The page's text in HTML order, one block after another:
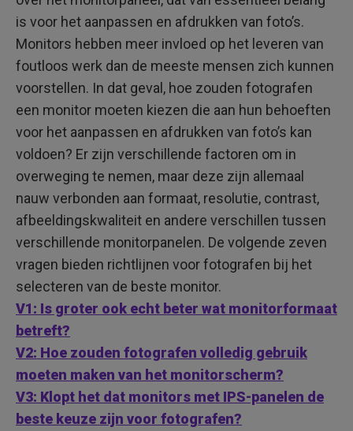
is voor het aanpassen en afdrukken van foto’s.
Monitors hebben meer invloed op het leveren van
foutloos werk dan de meeste mensen zich kunnen
voorstellen. In dat geval, hoe zouden fotografen
een monitor moeten kiezen die aan hun behoeften
voor het aanpassen en afdrukken van foto’s kan
voldoen? Er zijn verschillende factoren om in
overweging te nemen, maar deze zijn allemaal
nauw verbonden aan formaat, resolutie, contrast,
afbeeldingskwaliteit en andere verschillen tussen
verschillende monitorpanelen. De volgende zeven
vragen bieden richtlijnen voor fotografen bij het
selecteren van de beste monitor.
V1: Is groter ook echt beter wat monitorformaat
betreft?
V2: Hoe zouden fotografen volledig gebruik
moeten maken van het monitorscherm?
V3: Klopt het dat monitors met IPS-panelen de
beste keuze zijn voor fotografen?